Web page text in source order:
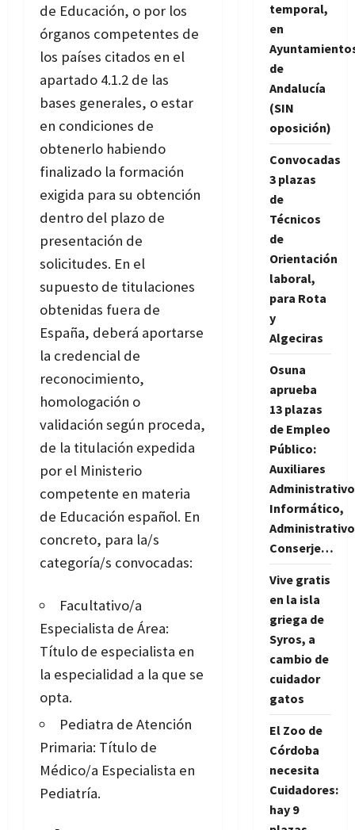
de Educación, o por los
órganos competentes de
los países citados en el
apartado 4.1.2 de las
bases generales, o estar
en condiciones de
obtenerlo habiendo
finalizado la formación
exigida para su obtención
dentro del plazo de
presentación de
solicitudes. En el
supuesto de titulaciones
obtenidas fuera de
España, deberá aportarse
la credencial de
reconocimiento,
homologación o
validación según proceda,
de la titulación expedida
por el Ministerio
competente en materia
de Educación español. En
concreto, para la/s
categoría/s convocadas:
Facultativo/a
Especialista de Área:
Título de especialista en
la especialidad a la que se
opta.
Pediatra de Atención
Primaria: Título de
Médico/a Especialista en
Pediatría.
temporal,
en
de
Andalucía
(SIN
oposición)
Convocadas
3 plazas
de
Técnicos
de
Orientación
laboral,
para Rota
y
Algeciras
Osuna
aprueba
13 plazas
de Empleo
Público:
Auxiliares
Informático,
Conserje…
Vive gratis
en la isla
griega de
Syros, a
cambio de
cuidador
gatos
El Zoo de
Córdoba
necesita
Cuidadores:
hay 9